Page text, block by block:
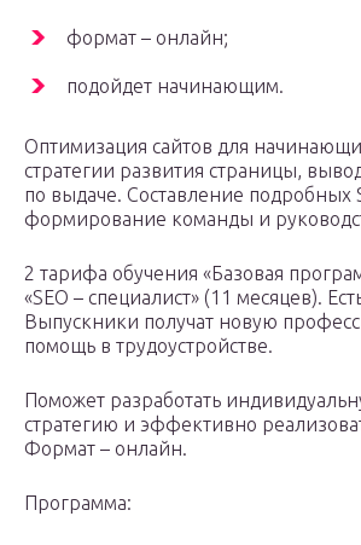
формат – онлайн;
подойдет начинающим.
Оптимизация сайтов для
стратегии развития страницы,
по выдаче. Составление подробных
формирование команды и
2 тарифа обучения «Базовая
«SEO – специалист» (11 месяцев).
Выпускники получат новую
помощь в трудоустройстве.
Поможет разработать
стратегию и эффективно
Формат – онлайн.
Программа: